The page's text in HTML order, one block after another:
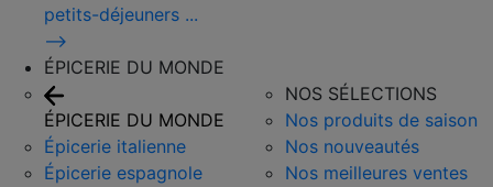
petits-déjeuners ...
⟶
ÉPICERIE DU MONDE
ÉPICERIE DU MONDE
Épicerie italienne
Épicerie espagnole
NOS SÉLECTIONS
Nos produits de saison
Nos nouveautés
Nos meilleures ventes